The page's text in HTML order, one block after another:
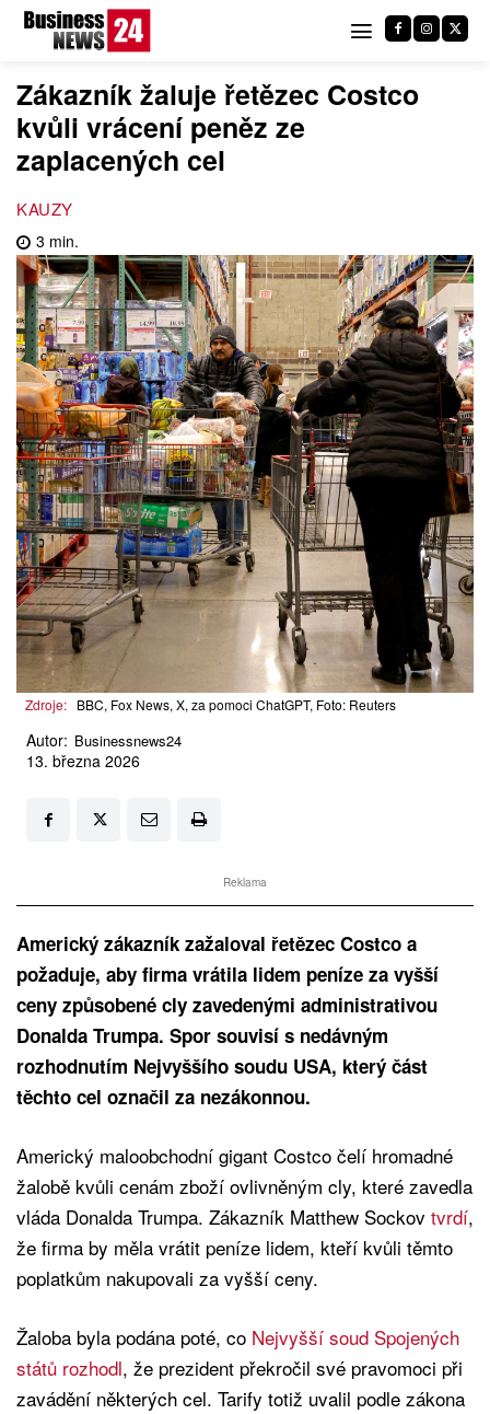
Zákazník žaluje řetězec Costco
kvůli vrácení peněz ze
zaplacených cel
KAUZY
3 min.
Zdroje: BBC, Fox News, X, za pomoci ChatGPT, Foto: Reuters
Autor: Businessnews24
13. března 2026
Reklama
Americký zákazník zažaloval řetězec Costco a
požaduje, aby firma vrátila lidem peníze za vyšší
ceny způsobené cly zavedenými administrativou
Donalda Trumpa. Spor souvisí s nedávným
rozhodnutím Nejvyššího soudu USA, který část
těchto cel označil za nezákonnou.
Americký maloobchodní gigant Costco čelí hromadné
žalobě kvůli cenám zboží ovlivněným cly, které zavedla
vláda Donalda Trumpa. Zákazník Matthew Sockov tvrdí,
že firma by měla vrátit peníze lidem, kteří kvůli těmto
poplatkům nakupovali za vyšší ceny.
Žaloba byla podána poté, co Nejvyšší soud Spojených
států rozhodl, že prezident překročil své pravomoci při
zavádění některých cel. Tarify totiž uvalil podle zákona